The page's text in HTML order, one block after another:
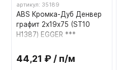
артикул: 35189
ABS Кромка-Дуб Денвер
графит 2х19х75 (ST10
H1387) EGGER ***
44,21 ₽ / п/м